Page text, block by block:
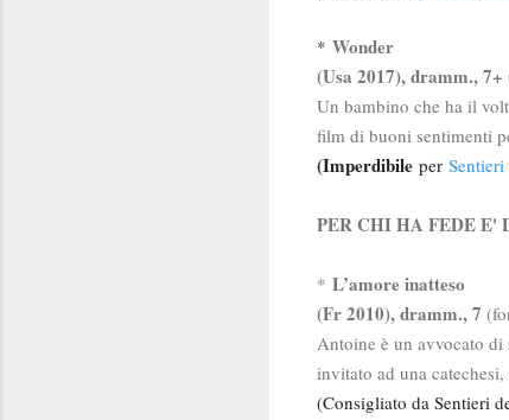
* Wonder
(Usa 2017), dramm., 7+
Un bambino che ha il
film di buoni sentimenti
(Imperdibile per
PER CHI HA FEDE E'
* L’amore inatteso
(Fr 2010), dramm., 7
Antoine è un avvocato di
invitato ad una
(Consigliato da Sentieri